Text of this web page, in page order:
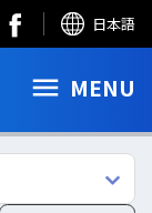
日本語
MENU